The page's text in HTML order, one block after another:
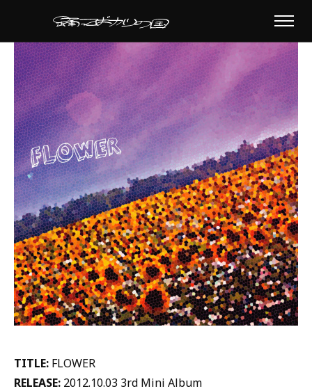
TITLE: FLOWER
RELEASE: 2012.10.03 3rd Mini Album